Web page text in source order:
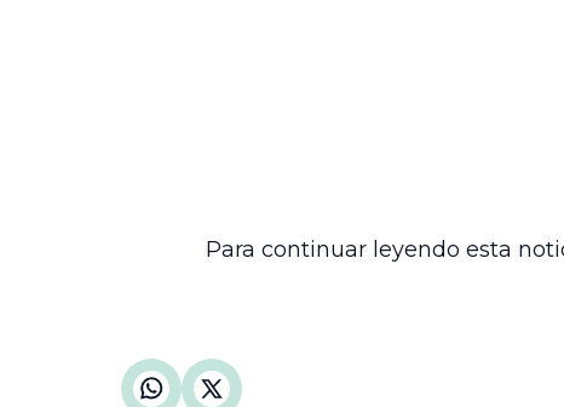
Para continuar leyendo esta